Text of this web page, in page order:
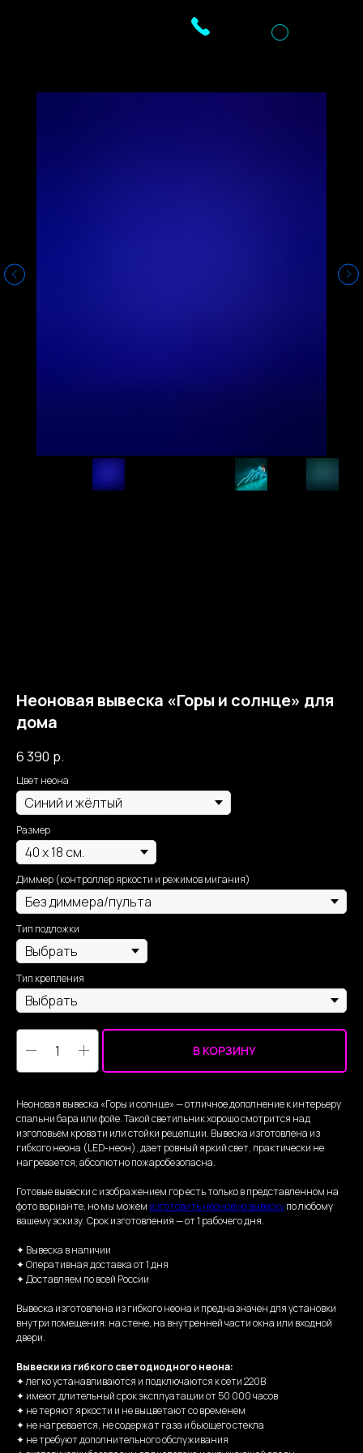
Неоновая вывеска «Горы и солнце» для
дома
6 390 р.
Цвет неона
Размер
Диммер (контроллер яркости и режимов мигания)
Тип подложки
Тип крепления
В КОРЗИНУ
Неоновая вывеска «Горы и солнце» — отличное дополнение к интерьеру
спальни бара или фойе. Такой светильник хорошо смотрится над
изголовьем кровати или стойки рецепции. Вывеска изготовлена из
гибкого неона (LED-неон), дает ровный яркий свет, практически не
нагревается, абсолютно пожаробезопасна.
Готовые вывески с изображением гор есть только в представленном на
фото варианте, но мы можем изготовить неоновую вывескупо любому
вашему эскизу. Срок изготовления — от 1 рабочего дня.
✦ Вывеска в наличии
✦ Оперативная доставка от 1 дня
✦ Доставляем по всей России
Вывеска изготовлена из гибкого неона и предназначен для установки
внутри помещения: на стене, на внутренней части окна или входной
двери.
Вывески из гибкого светодиодного неона:
✦ легко устанавливаются и подключаются к сети 220В
✦ имеют длительный срок эксплуатации от 50 000 часов
✦ не теряют яркости и не выцветают со временем
✦ не нагревается, не содержат газа и бьющего стекла
✦ не требуют дополнительного обслуживания